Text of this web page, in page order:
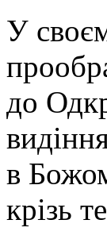
У
до
в
крізь